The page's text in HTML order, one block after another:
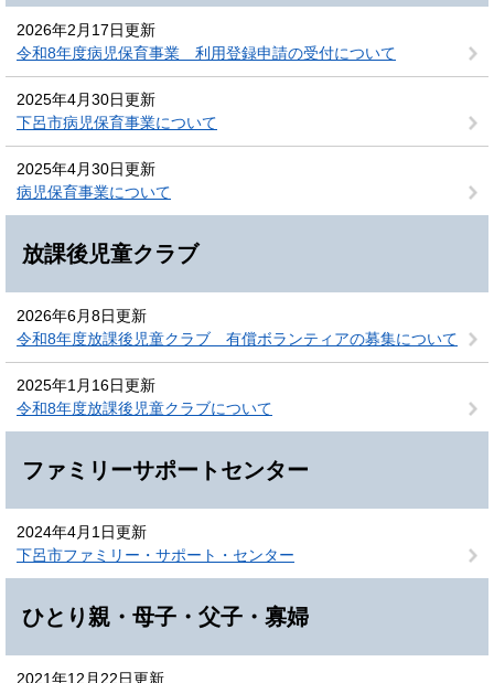
2026年2月17日更新
令和8年度病児保育事業 利用登録申請の受付について
2025年4月30日更新
下呂市病児保育事業について
2025年4月30日更新
病児保育事業について
放課後児童クラブ
2026年6月8日更新
令和8年度放課後児童クラブ 有償ボランティアの募集について
2025年1月16日更新
令和8年度放課後児童クラブについて
ファミリーサポートセンター
2024年4月1日更新
下呂市ファミリー・サポート・センター
ひとり親・母子・父子・寡婦
2021年12月22日更新